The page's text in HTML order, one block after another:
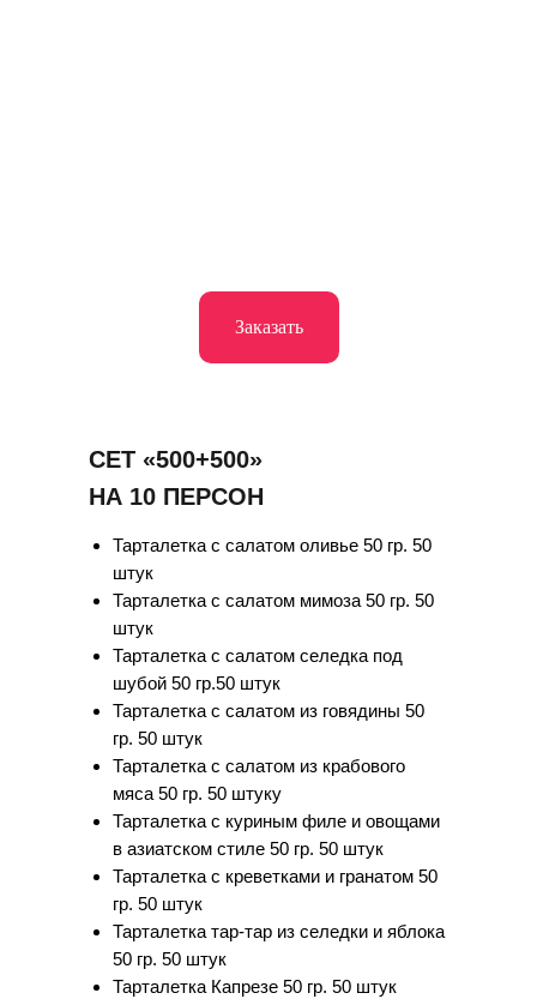
Заказать
СЕТ «500+500»
НА 10 ПЕРСОН
Тарталетка с салатом оливье 50 гр. 50
штук
Тарталетка с салатом мимоза 50 гр. 50
штук
Тарталетка с салатом селедка под
шубой 50 гр.50 штук
Тарталетка с салатом из говядины 50
гр. 50 штук
Тарталетка с салатом из крабового
мяса 50 гр. 50 штуку
Тарталетка с куриным филе и овощами
в азиатском стиле 50 гр. 50 штук
Тарталетка с креветками и гранатом 50
гр. 50 штук
Тарталетка тар-тар из селедки и яблока
50 гр. 50 штук
Тарталетка Капрезе 50 гр. 50 штук